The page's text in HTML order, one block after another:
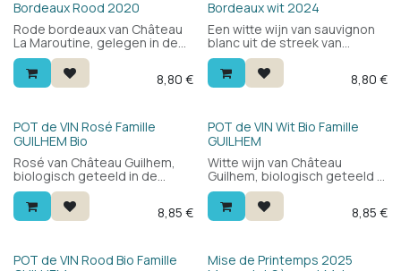
gelegenheid.
Bordeaux Rood 2020
Rode bordeaux van Château
La Maroutine, gelegen in de
Graves op grindrijke bodems.
Een toegankelijke blend van
merlot en cabernet sauvignon
Klassiek Bordeaux zonder
poespas.
8,80 €
Bordeaux wit 2024
Een witte wijn van sauvignon
blanc uit de streek van
Bordeaux. Gunstig en lekker.
Een wij die je zowel als
aperitief als bij licht eten kan
8,80 €
Bio
POT de VIN Rosé Famille
GUILHEM Bio
Rosé van Château Guilhem,
biologisch geteeld in de
Languedoc. Fris en fruitig met
finesse. Lekker als aperitief of
bij salades. 8,85 €
Bio
POT de VIN Wit Bio Famille
GUILHEM
Witte wijn van Château
Guilhem, biologisch geteeld in
de Languedoc. 100%
chardonnay, zonder hout
gemaakt: fris en fruitig met
iedereen, voor elke
8,85 €
POT de VIN Rood Bio Famille
Mise de Printemps 2025